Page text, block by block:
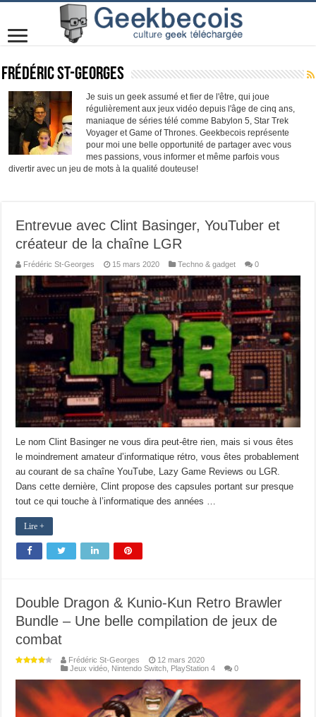
Frédéric St-Georges
Je suis un geek assumé et fier de l'être, qui joue
régulièrement aux jeux vidéo depuis l'âge de cinq ans,
maniaque de séries télé comme Babylon 5, Star Trek
Voyager et Game of Thrones. Geekbecois représente
pour moi une belle opportunité de partager avec vous
mes passions, vous informer et même parfois vous
divertir avec un jeu de mots à la qualité douteuse!
Entrevue avec Clint Basinger, YouTuber et
créateur de la chaîne LGR
Frédéric St-Georges 15 mars 2020 Techno & gadget 0
Le nom Clint Basinger ne vous dira peut-être rien, mais si vous êtes
le moindrement amateur d’informatique rétro, vous êtes probablement
au courant de sa chaîne YouTube, Lazy Game Reviews ou LGR.
Dans cette dernière, Clint propose des capsules portant sur presque
tout ce qui touche à l’informatique des années …
Lire +
Double Dragon & Kunio-Kun Retro Brawler
Bundle – Une belle compilation de jeux de
combat
Frédéric St-Georges
12 mars 2020
Jeux vidéo Nintendo Switch PlayStation 4 0